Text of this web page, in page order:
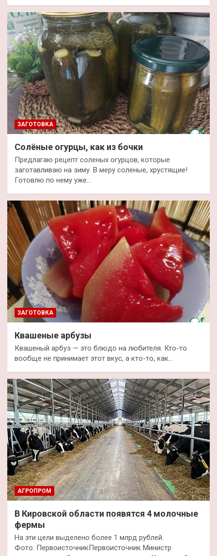
ЗАГОТОВКА
Солёные огурцы, как из бочки
Предлагаю рецепт соленых огурцов, которые
заготавливаю на зиму. В меру соленые, хрустящие!
Готовлю по нему уже…
ЗАГОТОВКА
Квашеные арбузы
Квашеный арбуз — это блюдо на любителя. Кто-то
вообще не принимает этот вкус, а кто-то, как…
АГРОПРОМ
В Кировской области появятся 4 молочные
фермы
На эти цели выделено более 1 млрд рублей.
Фото: ПервоисточникПервоисточник Министр